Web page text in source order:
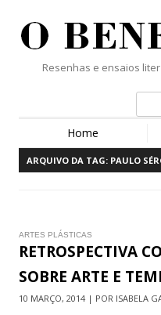
Resenhas e ensaios
Home
ARQUIVO DA TAG: PAULO
ARTES PLÁSTICAS
RETROSPECTIVA
SOBRE ARTE E
10 MARÇO, 2014 | POR ISABELA